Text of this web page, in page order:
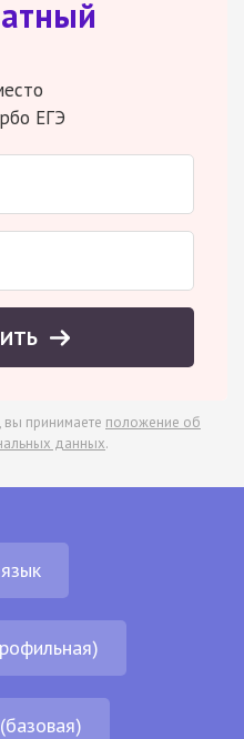
ЕГЭ
вы принимаете положение об
данных.